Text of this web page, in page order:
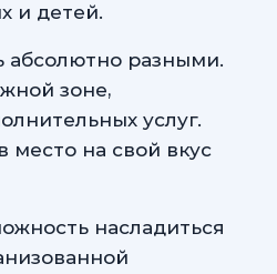
и детей.
абсолютно разными.
зоне,
услуг.
место на свой вкус
насладиться